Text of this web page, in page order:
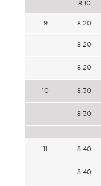
8:10
9 8:20
8:20
8:20
10 8:30
8:30
11 8:40
8:40